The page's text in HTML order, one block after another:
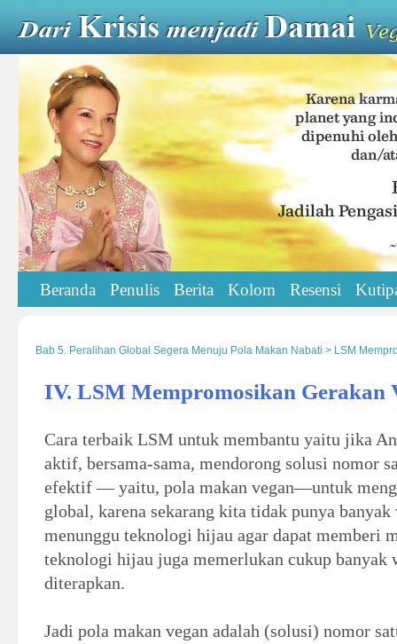
Beranda Penulis Berita Kolom Resensi
Bab 5. Peralihan Global Segera Menuju Pola Makan Nabati > LSM
IV. LSM Mempromosikan Gerakan
Cara terbaik LSM untuk membantu yaitu jika
aktif, bersama-sama, mendorong solusi nomor
efektif — yaitu, pola makan vegan—untuk
global, karena sekarang kita tidak punya
menunggu teknologi hijau agar dapat memberi
teknologi hijau juga memerlukan cukup banyak
diterapkan.
Jadi pola makan vegan adalah (solusi) nomor